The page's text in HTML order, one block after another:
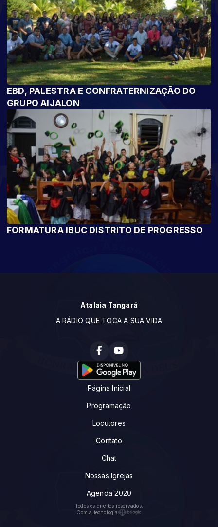
EBD, PALESTRA E CONFRATERNIZAÇÃO DO
GRUPO AIJALON
FORMATURA IBUC DISTRITO DE PROGRESSO
Atalaia Tangará
A RÁDIO QUE TOCA A SUA VIDA
Página Inicial
Programação
Locutores
Contato
Chat
Nossas Igrejas
Agenda 2020
Todos os direitos reservados.
Com a tecnologia